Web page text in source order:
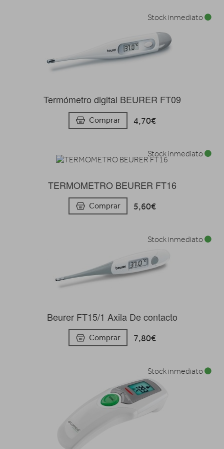
Termómetro digital BEURER FT09
Comprar 4,70€
Stock inmediato
TERMOMETRO BEURER FT16
Comprar 5,60€
Stock inmediato
Beurer FT15/1 Axila De contacto
Comprar 7,80€
Stock inmediato
Stock inmediato